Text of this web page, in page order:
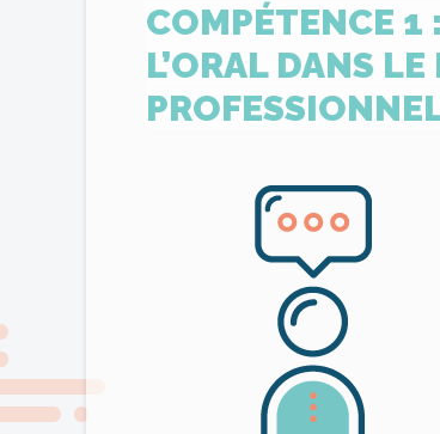
COMPÉTENCE
L’ORAL DANS